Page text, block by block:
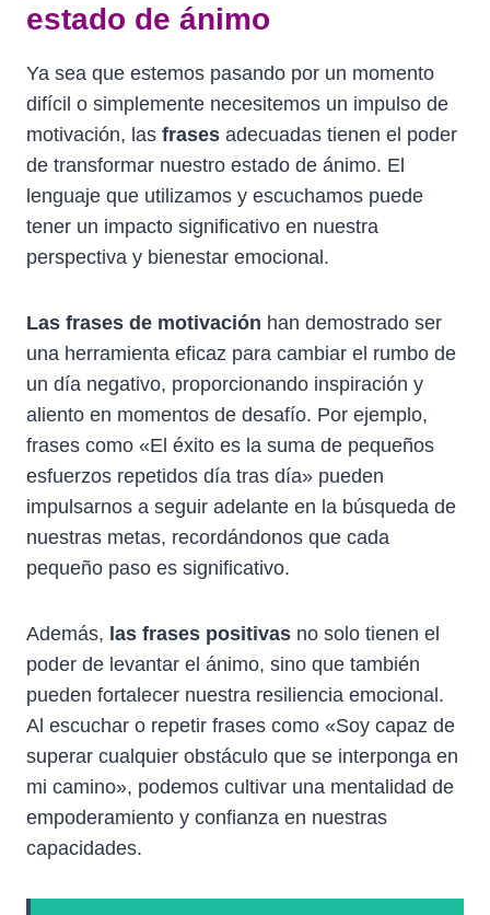
estado de ánimo
Ya sea que estemos pasando por un momento
difícil o simplemente necesitemos un impulso de
motivación, las frases adecuadas tienen el poder
de transformar nuestro estado de ánimo. El
lenguaje que utilizamos y escuchamos puede
tener un impacto significativo en nuestra
perspectiva y bienestar emocional.
Las frases de motivación han demostrado ser
una herramienta eficaz para cambiar el rumbo de
un día negativo, proporcionando inspiración y
aliento en momentos de desafío. Por ejemplo,
frases como «El éxito es la suma de pequeños
esfuerzos repetidos día tras día» pueden
impulsarnos a seguir adelante en la búsqueda de
nuestras metas, recordándonos que cada
pequeño paso es significativo.
Además, las frases positivas no solo tienen el
poder de levantar el ánimo, sino que también
pueden fortalecer nuestra resiliencia emocional.
Al escuchar o repetir frases como «Soy capaz de
superar cualquier obstáculo que se interponga en
mi camino», podemos cultivar una mentalidad de
empoderamiento y confianza en nuestras
capacidades.